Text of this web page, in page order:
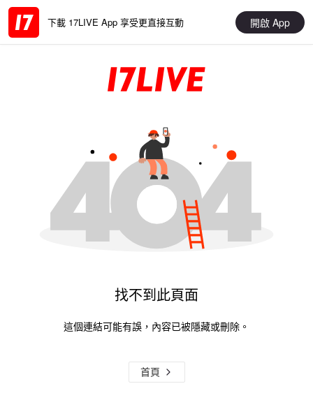
下載 17LIVE App 享受更直接互動 開啟 App
找不到此頁面
這個連結可能有誤，內容已被隱藏或刪除。
首頁